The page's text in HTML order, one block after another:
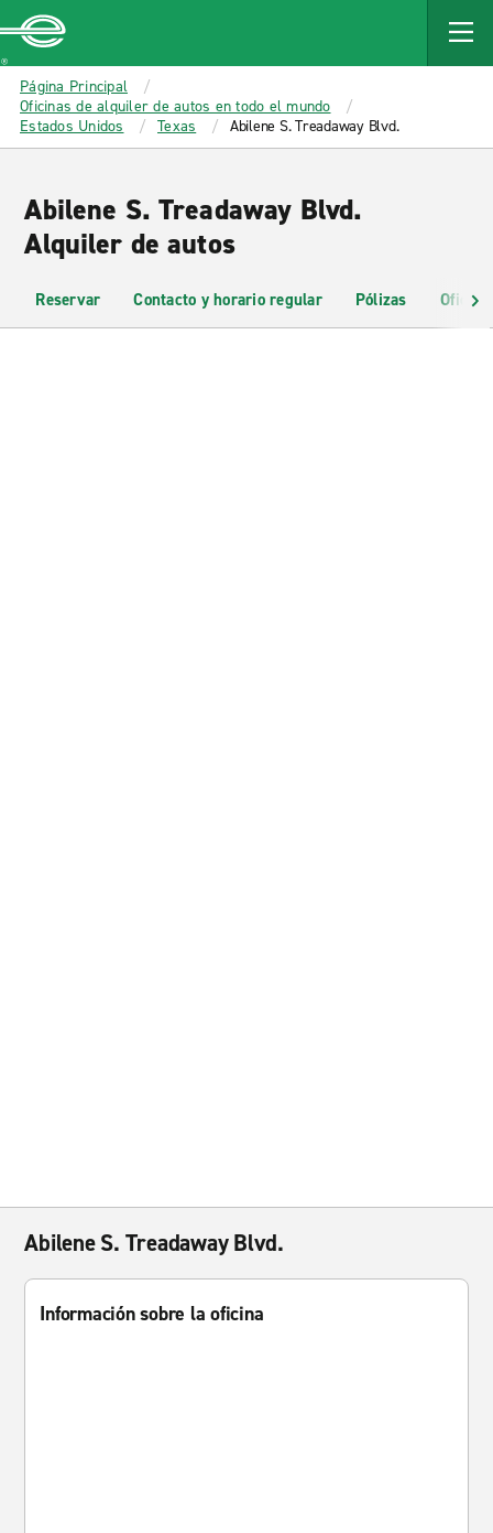
MAIN
CONTENT
Enterprise
Página Principal
Oficinas de alquiler de autos en todo el mundo
Estados Unidos
Texas Abilene S. Treadaway Blvd.
Abilene S. Treadaway Blvd.
Alquiler de autos
Reservar Contacto y horario regular Pólizas
Abilene S. Treadaway Blvd.
Información sobre la oficina